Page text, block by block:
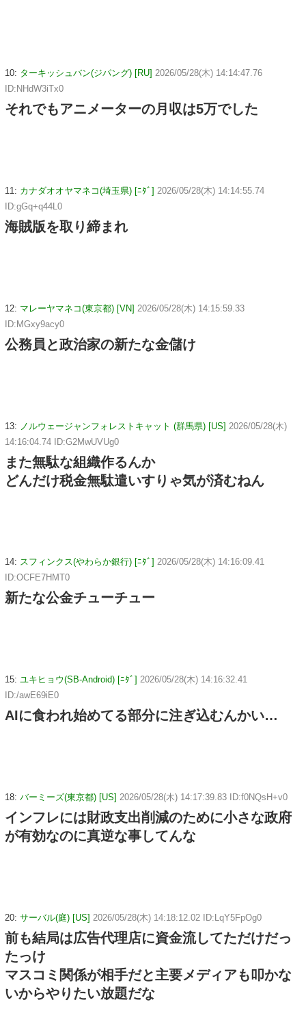
10: ターキッシュバン(ジパング) [RU] 2026/05/28(木) 14:14:47.76
ID:NHdW3iTx0
それでもアニメーターの月収は5万でした
11: カナダオオヤマネコ(埼玉県) [ﾆﾀﾞ] 2026/05/28(木) 14:14:55.74
ID:gGq+q44L0
海賊版を取り締まれ
12: マレーヤマネコ(東京都) [VN] 2026/05/28(木) 14:15:59.33
ID:MGxy9acy0
公務員と政治家の新たな金儲け
13: ノルウェージャンフォレストキャット (群馬県) [US] 2026/05/28(木)
14:16:04.74 ID:G2MwUVUg0
また無駄な組織作るんか
どんだけ税金無駄遣いすりゃ気が済むねん
14: スフィンクス(やわらか銀行) [ﾆﾀﾞ] 2026/05/28(木) 14:16:09.41
ID:OCFE7HMT0
新たな公金チューチュー
15: ユキヒョウ(SB-Android) [ﾆﾀﾞ] 2026/05/28(木) 14:16:32.41
ID:/awE69iE0
AIに食われ始めてる部分に注ぎ込むんかい…
18: バーミーズ(東京都) [US] 2026/05/28(木) 14:17:39.83 ID:f0NQsH+v0
インフレには財政支出削減のために小さな政府
が有効なのに真逆な事してんな
20: サーバル(庭) [US] 2026/05/28(木) 14:18:12.02 ID:LqY5FpOg0
前も結局は広告代理店に資金流してただけだっ
たっけ
マスコミ関係が相手だと主要メディアも叩かな
いからやりたい放題だな